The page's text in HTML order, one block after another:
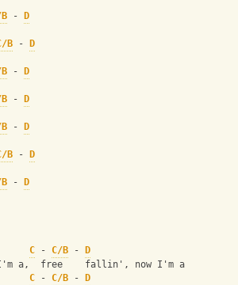
-
D
B -
D
-
D
-
D
-
D
B -
D
-
D
C - C/B -
D
a,  free    fallin', now I'm a
C - C/B -
D